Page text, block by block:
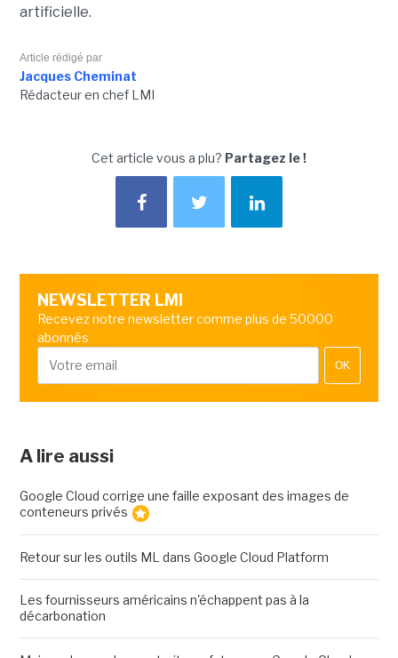
artificielle.
Article rédigé par
Jacques Cheminat
Rédacteur en chef LMI
Cet article vous a plu? Partagez le !
NEWSLETTER LMI
Recevez notre newsletter comme plus de 50000
abonnés
OK
A lire aussi
Google Cloud corrige une faille exposant des images de
conteneurs privés
Retour sur les outils ML dans Google Cloud Platform
Les fournisseurs américains n'échappent pas à la
décarbonation